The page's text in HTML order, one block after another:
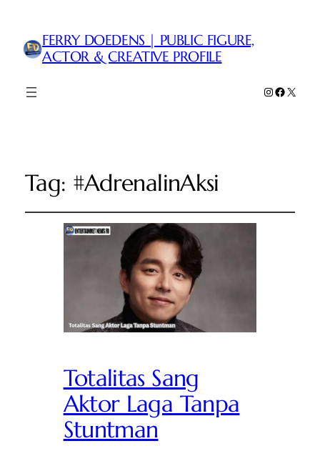
FERRY DOEDENS | PUBLIC FIGURE,
ACTOR & CREATIVE PROFILE
Instagram
Facebook
X
Tag: #AdrenalinAksi
Totalitas Sang
Aktor Laga Tanpa
Stuntman